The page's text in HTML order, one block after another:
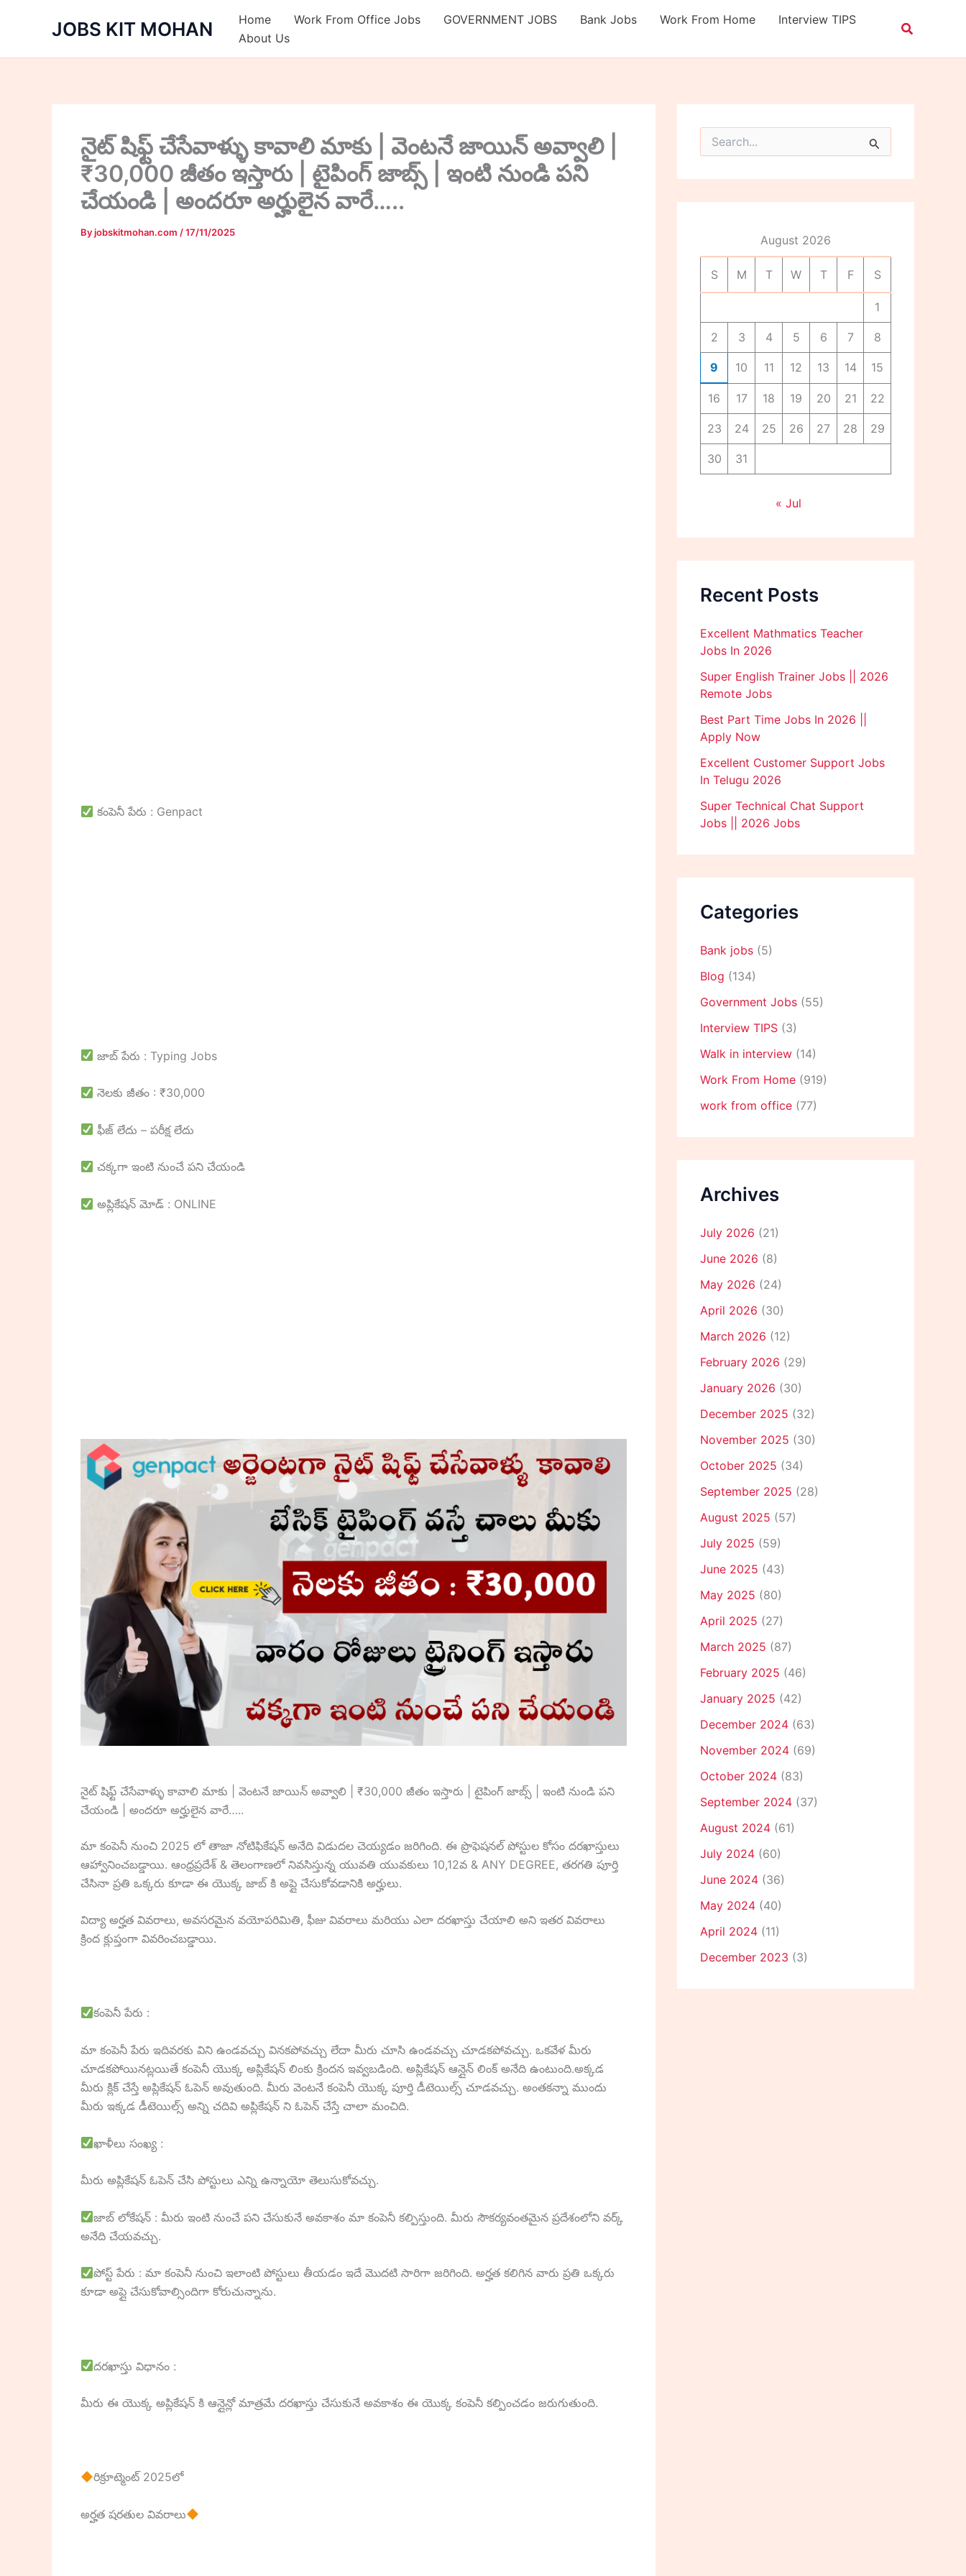
JOBS KIT MOHAN Home Work From Office Jobs GOVERNMENT JOBS Bank Jobs Work From Home
Interview TIPS
About Us
నైట్ షిఫ్ట్ చేసేవాళ్ళు కావాలి మాకు | వెంటనే జాయిన్ అవ్వాలి |
₹30,000 జీతం ఇస్తారు | టైపింగ్ జాబ్స్ | ఇంటి నుండి పని
చేయండి | అందరూ అర్హులైన వారే…..
Byjobskitmohan.com /17/11/2025
కంపెనీ పేరు : Genpact
జాబ్ పేరు : Typing Jobs
నెలకు జీతం : ₹30,000
ఫీజ్ లేదు – పరీక్ష లేదు
చక్కగా ఇంటి నుంచే పని చేయండి
అప్లికేషన్ మోడ్ : ONLINE
నైట్ షిఫ్ట్ చేసేవాళ్ళు కావాలి మాకు | వెంటనే జాయిన్ అవ్వాలి | ₹30,000 జీతం ఇస్తారు | టైపింగ్ జాబ్స్ | ఇంటి నుండి పని
చేయండి | అందరూ అర్హులైన వారే…..
మా కంపెనీ నుంచి 2025 లో తాజా నోటిఫికేషన్ అనేది విడుదల చెయ్యడం జరిగింది. ఈ ప్రొఫెషనల్ పోస్టుల కోసం దరఖాస్తులు
ఆహ్వానించబడ్డాయి. ఆంధ్రప్రదేశ్ & తెలంగాణలో నివసిస్తున్న యువతి యువకులు 10,12వ & ANY DEGREE, తరగతి పూర్తి
చేసినా ప్రతి ఒక్కరు కూడా ఈ యొక్క జాబ్ కి అప్లై చేసుకోవడానికి అర్హులు.
విద్యా అర్హత వివరాలు, అవసరమైన వయోపరిమితి, ఫీజు వివరాలు మరియు ఎలా దరఖాస్తు చేయాలి అని ఇతర వివరాలు
క్రింద క్లుప్తంగా వివరించబడ్డాయి.
కంపెనీ పేరు :
మా కంపెనీ పేరు ఇదివరకు విని ఉండవచ్చు వినకపోవచ్చు లేదా మీరు చూసి ఉండవచ్చు చూడకపోవచ్చు. ఒకవేళ మీరు
చూడకపోయినట్లయితే కంపెనీ యొక్క అప్లికేషన్ లింకు క్రిందన ఇవ్వబడింది. అప్లికేషన్ ఆన్లైన్ లింక్ అనేది ఉంటుంది.అక్కడ
మీరు క్లిక్ చేస్తే అప్లికేషన్ ఓపెన్ అవుతుంది. మీరు వెంటనే కంపెనీ యొక్క పూర్తి డీటెయిల్స్ చూడవచ్చు. అంతకన్నా ముందు
మీరు ఇక్కడ డీటెయిల్స్ అన్ని చదివి అప్లికేషన్ ని ఓపెన్ చేస్తే చాలా మంచిది.
ఖాళీలు సంఖ్య :
మీరు అప్లికేషన్ ఓపెన్ చేసి పోస్టులు ఎన్ని ఉన్నాయో తెలుసుకోవచ్చు.
జాబ్ లోకేషన్ : మీరు ఇంటి నుంచే పని చేసుకునే అవకాశం మా కంపెనీ కల్పిస్తుంది. మీరు సౌకర్యవంతమైన ప్రదేశంలోని వర్క్
అనేది చేయవచ్చు.
పోస్ట్ పేరు : మా కంపెనీ నుంచి ఇలాంటి పోస్టులు తీయడం ఇదే మొదటి సారిగా జరిగింది. అర్హత కలిగిన వారు ప్రతి ఒక్కరు
కూడా అప్లై చేసుకోవాల్సిందిగా కోరుచున్నాను.
దరఖాస్తు విధానం :
మీరు ఈ యొక్క అప్లికేషన్ కి ఆన్లైన్లో మాత్రమే దరఖాస్తు చేసుకునే అవకాశం ఈ యొక్క కంపెనీ కల్పించడం జరుగుతుంది.
రిక్రూట్మెంట్ 2025లో
అర్హత షరతుల వివరాలు
r
h
August 2026
S M T W T F S
1
2 3 4 5 6 7 8
9 10 11 12 13 14 15
16 17 18 19 20 21 22
23 24 25 26 27 28 29
30 31
« Jul
Recent Posts
Excellent Mathmatics Teacher
Jobs In 2026
Super English Trainer Jobs || 2026
Remote Jobs
Best Part Time Jobs In 2026 ||
Apply Now
Excellent Customer Support Jobs
In Telugu 2026
Super Technical Chat Support
Jobs || 2026 Jobs
Categories
Bank jobs (5)
Blog (134)
Government Jobs (55)
Interview TIPS (3)
Walk in interview (14)
Work From Home (919)
work from office (77)
Archives
July 2026 (21)
June 2026 (8)
May 2026 (24)
April 2026 (30)
March 2026 (12)
February 2026 (29)
January 2026 (30)
December 2025 (32)
November 2025 (30)
October 2025 (34)
September 2025 (28)
August 2025 (57)
July 2025 (59)
June 2025 (43)
May 2025 (80)
April 2025 (27)
March 2025 (87)
February 2025 (46)
January 2025 (42)
December 2024 (63)
November 2024 (69)
October 2024 (83)
September 2024 (37)
August 2024 (61)
July 2024 (60)
June 2024 (36)
May 2024 (40)
April 2024 (11)
December 2023 (3)